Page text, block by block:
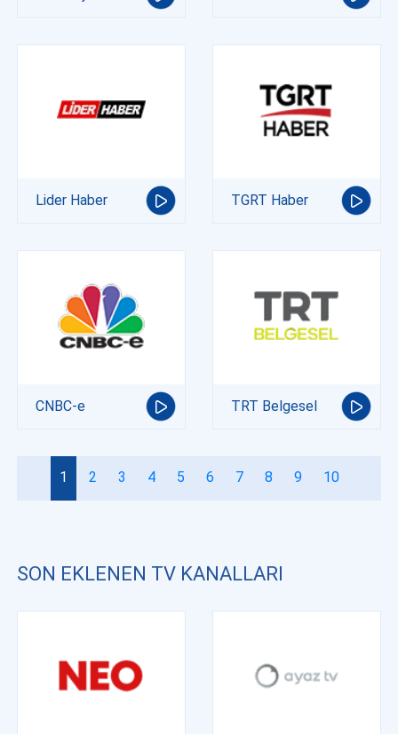
Lider Haber TGRT Haber
CNBC-e TRT Belgesel
1 2 3 4 5 6 7 8 9 10
SON EKLENEN TV KANALLARI